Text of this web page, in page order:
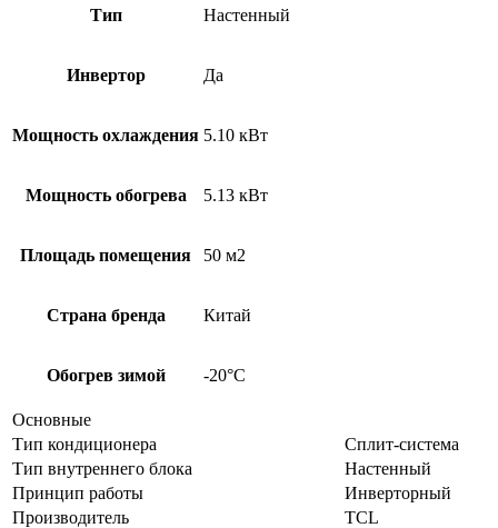
Тип Настенный
Инвертор Да
Мощность охлаждения 5.10 кВт
Мощность обогрева 5.13 кВт
Площадь помещения 50 м2
Страна бренда Китай
Обогрев зимой -20°С
Основные
Тип кондиционера
Сплит-система
Тип внутреннего блока
Настенный
Принцип работы
Инверторный
Производитель
TCL